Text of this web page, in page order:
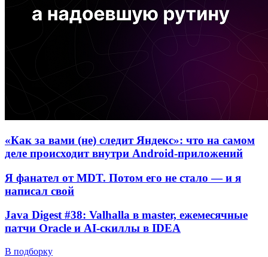
«Как за вами (не) следит Яндекс»: что на самом
деле происходит внутри Android-приложений
Я фанател от MDT. Потом его не стало — и я
написал свой
Java Digest #38: Valhalla в master, ежемесячные
патчи Oracle и AI-скиллы в IDEA
В подборку